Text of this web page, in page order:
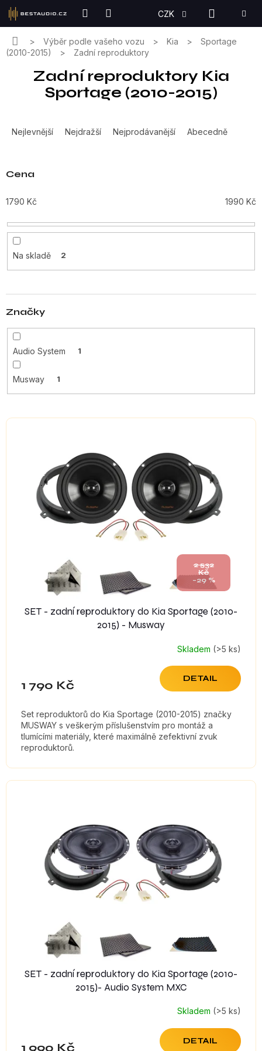
Přejít
obsah
CZK
KOŠÍK
DomůVýběr podle vašeho vozu Kia
Sportage
(2010-2015)
Zadní reproduktory
Zadní reproduktory Kia
Sportage (2010-2015)
a
n
í
r
o
d
u
t
Nejlevnější Nejdražší Nejprodávanější Abecedně
Cena
1790 Kč 1990 Kč
Na skladě 2
Značky
Audio System 1
Musway 1
V
2 532
Kč
–29 %
SET - zadní reproduktory do Kia Sportage (2010-
2015) - Musway
Skladem (>5 ks)
1 790 Kč DETAIL
Set reproduktorů do Kia Sportage (2010-2015) značky
MUSWAY s veškerým příslušenstvím pro montáž a
tlumícími materiály, které maximálně zefektivní zvuk
reproduktorů.
SET - zadní reproduktory do Kia Sportage (2010-
2015)- Audio System MXC
Skladem (>5 ks)
1 990 Kč DETAIL